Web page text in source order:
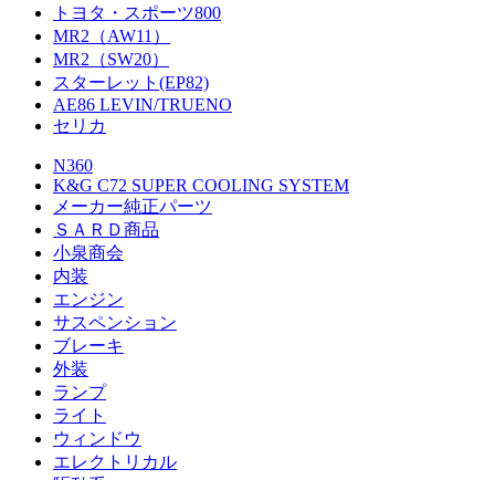
トヨタ・スポーツ800
MR2（AW11）
MR2（SW20）
スターレット(EP82)
AE86 LEVIN/TRUENO
セリカ
N360
K&G C72 SUPER COOLING SYSTEM
メーカー純正パーツ
ＳＡＲＤ商品
小泉商会
内装
エンジン
サスペンション
ブレーキ
外装
ランプ
ライト
ウィンドウ
エレクトリカル